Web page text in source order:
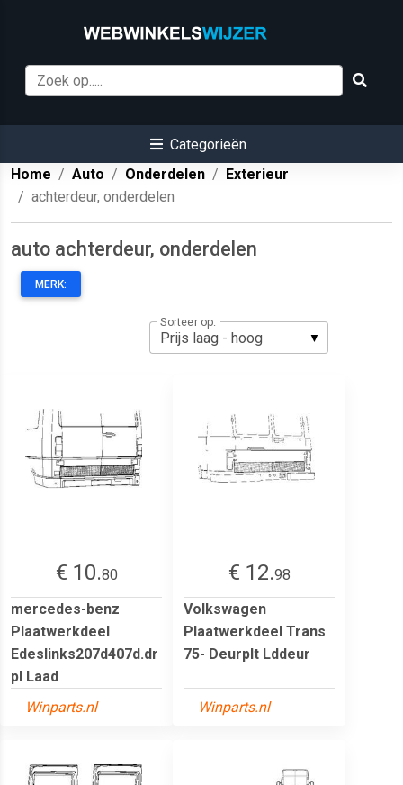
Categorieën
Home
Auto Onderdelen
Exterieur
achterdeur, onderdelen
auto achterdeur, onderdelen
MERK:
Sorteer op:
€ 10.80
mercedes-benz
Plaatwerkdeel
Edeslinks207d407d.dr
pl Laad
Winparts.nl
€ 12.98
Volkswagen
Plaatwerkdeel Trans
75- Deurplt Lddeur
Winparts.nl